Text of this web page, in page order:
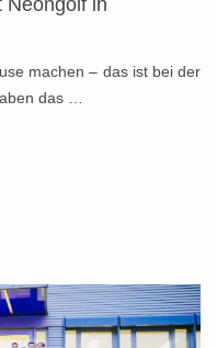
machen – das ist bei der
das …